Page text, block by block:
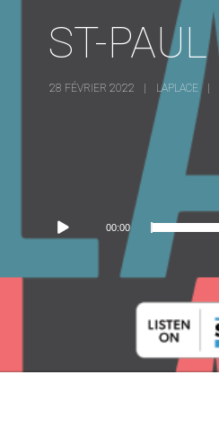
ST-
28 FÉVRIER 2022 LAPLACE
Lecteur
audio
00:00